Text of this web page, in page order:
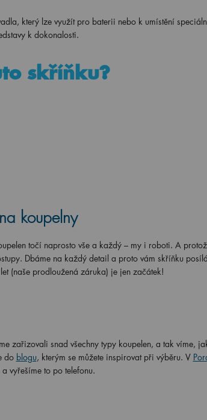
který lze využít pro baterii nebo k umístění
k dokonalosti.
skříňku?
koupelny
točí naprosto vše a každý – my i roboti. A
Dbáme na každý detail a proto vám skříňku
(naše prodloužená záruka) je jen začátek!
zařizovali snad všechny typy koupelen, a tak víme,
do blogu, kterým se můžete inspirovat při výběru. V
vyřešíme to po telefonu.